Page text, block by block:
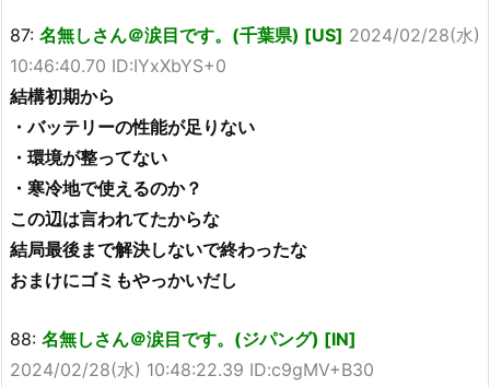
87: 名無しさん＠涙目です。(千葉県) [US] 2024/02/28(水)
10:46:40.70 ID:IYxXbYS+0
結構初期から
・バッテリーの性能が足りない
・環境が整ってない
・寒冷地で使えるのか？
この辺は言われてたからな
結局最後まで解決しないで終わったな
おまけにゴミもやっかいだし
88: 名無しさん＠涙目です。(ジパング) [IN]
2024/02/28(水) 10:48:22.39 ID:c9gMV+B30